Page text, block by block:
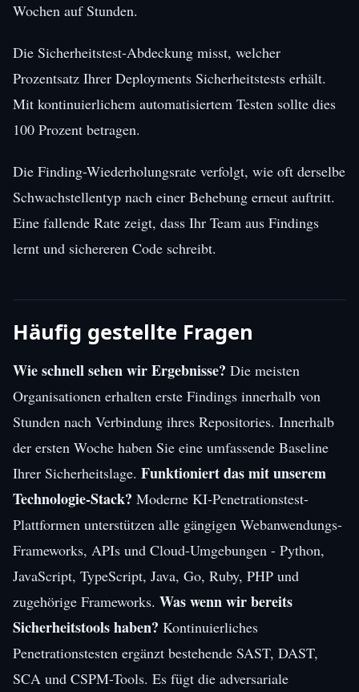
Wochen auf Stunden.
Die Sicherheitstest-Abdeckung misst, welcher
Prozentsatz Ihrer Deployments Sicherheitstests erhält.
Mit kontinuierlichem automatisiertem Testen sollte dies
100 Prozent betragen.
Die Finding-Wiederholungsrate verfolgt, wie oft derselbe
Schwachstellentyp nach einer Behebung erneut auftritt.
Eine fallende Rate zeigt, dass Ihr Team aus Findings
lernt und sichereren Code schreibt.
Häufig gestellte Fragen
Wie schnell sehen wir Ergebnisse? Die meisten
Organisationen erhalten erste Findings innerhalb von
Stunden nach Verbindung ihres Repositories. Innerhalb
der ersten Woche haben Sie eine umfassende Baseline
Ihrer Sicherheitslage. Funktioniert das mit unserem
Technologie-Stack? Moderne KI-Penetrationstest-
Plattformen unterstützen alle gängigen Webanwendungs-
Frameworks, APIs und Cloud-Umgebungen - Python,
JavaScript, TypeScript, Java, Go, Ruby, PHP und
zugehörige Frameworks. Was wenn wir bereits
Sicherheitstools haben? Kontinuierliches
Penetrationstesten ergänzt bestehende SAST, DAST,
SCA und CSPM-Tools. Es fügt die adversariale